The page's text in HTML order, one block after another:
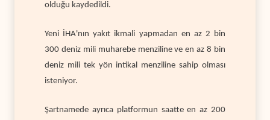
olduğu kaydedildi.
Yeni İHA'nın yakıt ikmali yapmadan en az 2 bin
300 deniz mili muharebe menziline ve en az 8 bin
deniz mili tek yön intikal menziline sahip olması
isteniyor.
Şartnamede ayrıca platformun saatte en az 200